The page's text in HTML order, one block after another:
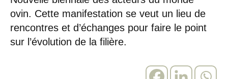
ovin. Cette manifestation se veut un lieu de
rencontres et d’échanges pour faire le point
sur l’évolution de la filière.